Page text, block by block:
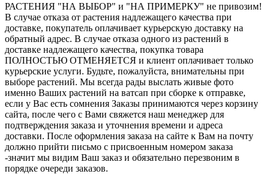
РАСТЕНИЯ "НА ВЫБОР" и "НА ПРИМЕРКУ" не привозим!
В случае отказа от растения надлежащего качества при
доставке, покупатель оплачивает курьерскую доставку на
обратный адрес. В случае отказа одного из растений в
доставке надлежащего качества, покупка товара
ПОЛНОСТЬЮ ОТМЕНЯЕТСЯ и клиент оплачивает только
курьерские услуги. Будьте, пожалуйста, внимательны при
выборе растений. Мы всегда рады выслать живые фото
именно Ваших растений на ватсап при сборке к отправке,
если у Вас есть сомнения Заказы принимаются через корзину
сайта, после чего с Вами свяжется наш менеджер для
подтверждения заказа и уточнения времени и адреса
доставки. После оформления заказа на сайте к Вам на почту
должно прийти письмо с присвоенным номером заказа
-значит мы видим Ваш заказ и обязательно перезвоним в
порядке очереди заказов.